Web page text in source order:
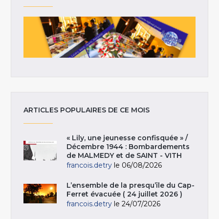
ARTICLES POPULAIRES DE CE MOIS
« Lily, une jeunesse confisquée » /
Décembre 1944 : Bombardements
de MALMEDY et de SAINT - VITH
francois.detry le 06/08/2026
L’ensemble de la presqu’île du Cap-
Ferret évacuée ( 24 juillet 2026 )
francois.detry le 24/07/2026